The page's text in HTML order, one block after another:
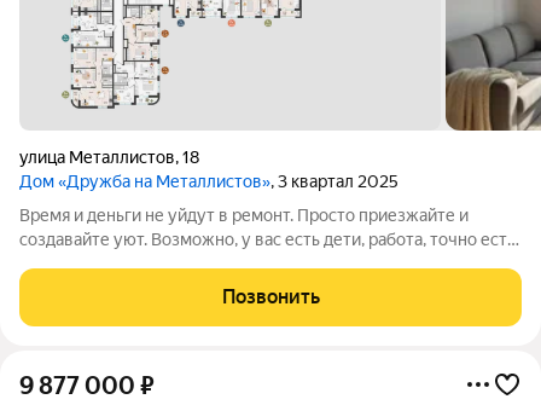
улица Металлистов,18
Дом «Дружба на Металлистов», 3 квартал 2025
Время и деньги не уйдут в ремонт. Просто приезжайте и
создавайте уют. Возможно, у вас есть дети, работа, точно есть
понимает. Что получает семья: Две спальни (12,6 и 11,7 м)
детям своя, вам
Позвонить
9 877 000 ₽